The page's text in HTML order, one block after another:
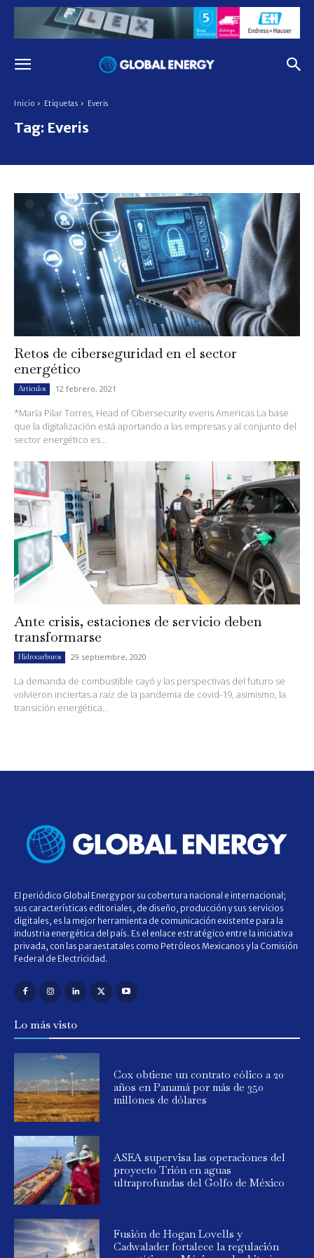
Inicio Etiquetas Everis
Tag: Everis
Retos de ciberseguridad en el sector
energético
Artículos 12 febrero, 2021
*María Pilar Torres, Head of Cibersecurity everis Americas La base
que la digitalización está aportando a las empresas y al conjunto del
sector energético es...
Ante crisis, estaciones de servicio deben
transformarse
Hidrocarburos 29 septiembre, 2020
La demanda de combustible cayó y las perspectivas del futuro se
volvieron inciertas a raíz de la pandemia de covid-19, asimismo, la
transición energética...
El periódico Global Energy por su cobertura nacional e internacional;
sus características editoriales, de diseño, producción y sus servicios
digitales, es la mejor herramienta de comunicación existente para la
industria energética del país. Es el enlace estratégico entre la iniciativa
privada, con las paraestatales como Petróleos Mexicanos y la Comisión
Federal de Electricidad.
Lo más visto
Cox obtiene un contrato eólico a 20
años en Panamá por más de 350
millones de dólares
ASEA supervisa las operaciones del
proyecto Trión en aguas
ultraprofundas del Golfo de México
Fusión de Hogan Lovells y
Cadwalader fortalece la regulación